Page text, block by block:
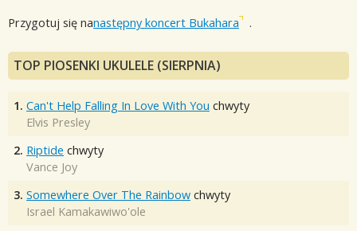
Przygotuj się nanastępny koncert Bukahara .
TOP PIOSENKI UKULELE (SIERPNIA)
1. Can't Help Falling In Love With You chwyty
Elvis Presley
2. Riptide chwyty
Vance Joy
3. Somewhere Over The Rainbow chwyty
Israel Kamakawiwo'ole